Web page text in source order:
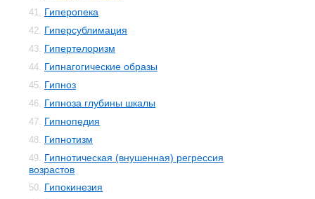
41. Гиперопека
42. Гиперсублимация
43. Гипертелоризм
44. Гипнагогические образы
45. Гипноз
46. Гипноза глубины шкалы
47. Гипнопедия
48. Гипнотизм
49. Гипнотическая (внушенная) регрессия
возрастов
50. Гипокинезия